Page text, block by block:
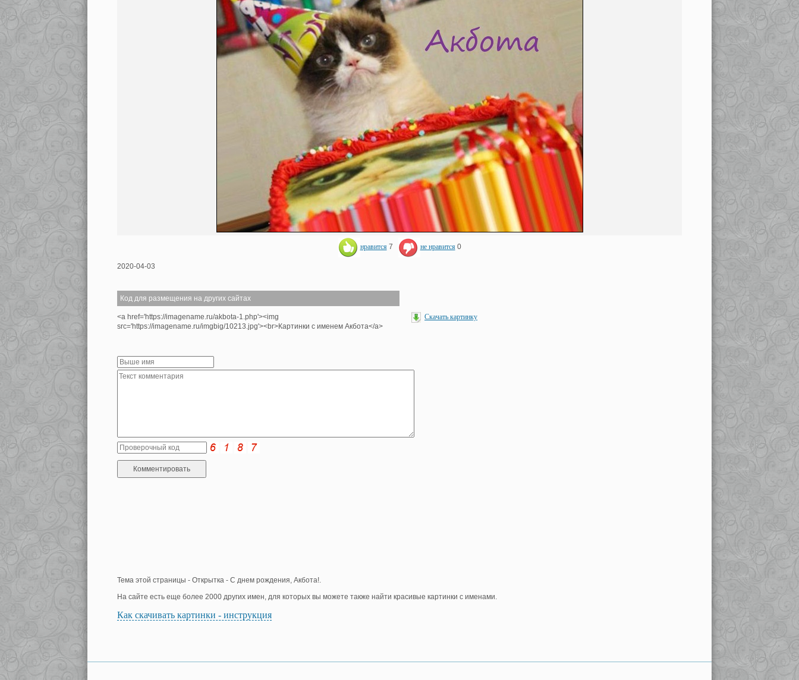
нравится 7 не нравится 0
2020-04-03
Код для размещения на других сайтах
<a href='https://imagename.ru/akbota-1.php'><img
src='https://imagename.ru/imgbig/10213.jpg'><br>Картинки с именем Акбота</a>
Скачать картинку
Тема этой страницы - Открытка - С днем рождения, Акбота!.
На сайте есть еще более 2000 других имен, для которых вы можете также найти красивые картинки с именами.
Как скачивать картинки - инструкция